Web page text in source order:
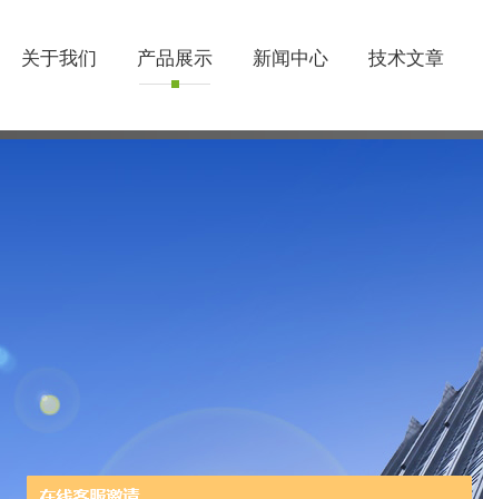
关于我们 产品展示 新闻中心 技术文章